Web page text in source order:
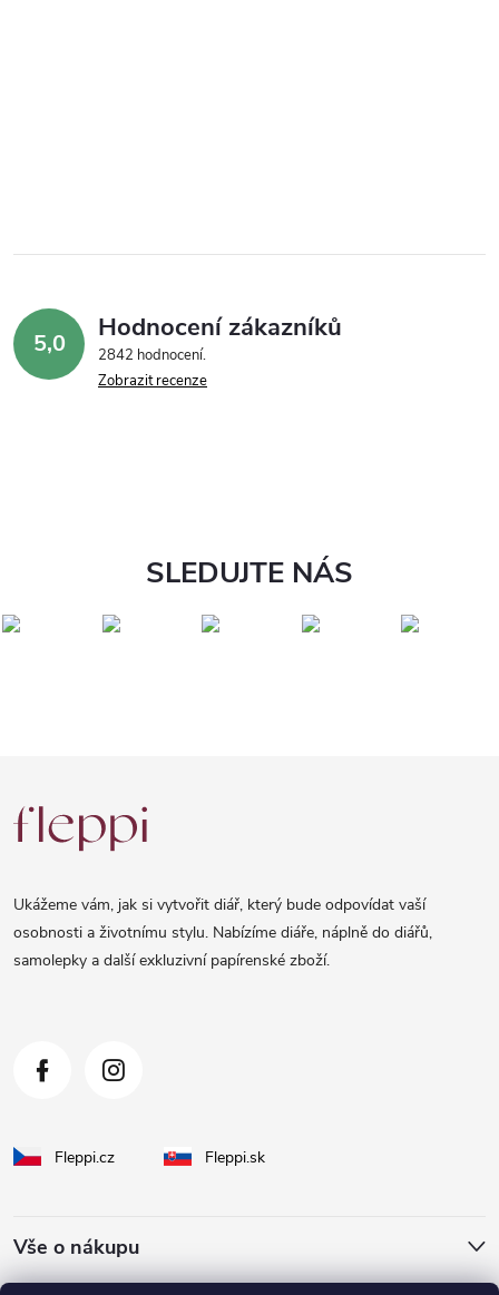
5,0 Hodnocení zákazníků
2842 hodnocení
Zobrazit recenze
SLEDUJTE NÁS
á
Ukážeme vám, jak si vytvořit diář, který bude odpovídat vaší
osobnosti a životnímu stylu. Nabízíme diáře, náplně do diářů,
samolepky a další exkluzivní papírenské zboží.
Fleppi.cz Fleppi.sk
Vše o nákupu